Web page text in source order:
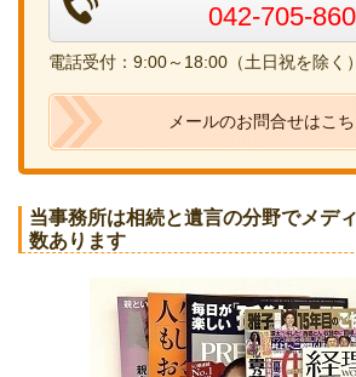
042-705-
電話受付：9:00～18:00（土日祝を除く）
メールのお問合せはこ
当事務所は相続と遺言の分野でメデ
数あります